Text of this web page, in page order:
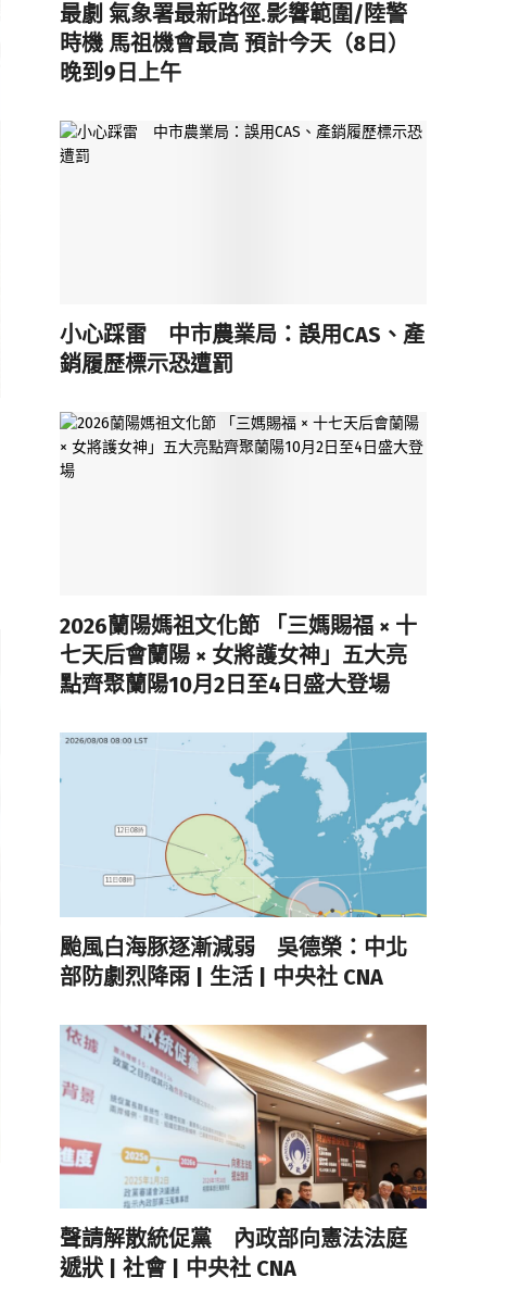
最劇 氣象署最新路徑.影響範圍/陸警
時機 馬祖機會最高 預計今天（8日）
晚到9日上午
小心踩雷 中市農業局：誤用CAS、產
銷履歷標示恐遭罰
2026蘭陽媽祖文化節 「三媽賜福 × 十
七天后會蘭陽 × 女將護女神」五大亮
點齊聚蘭陽10月2日至4日盛大登場
颱風白海豚逐漸減弱 吳德榮：中北
部防劇烈降雨 | 生活 | 中央社 CNA
聲請解散統促黨 內政部向憲法法庭
遞狀 | 社會 | 中央社 CNA